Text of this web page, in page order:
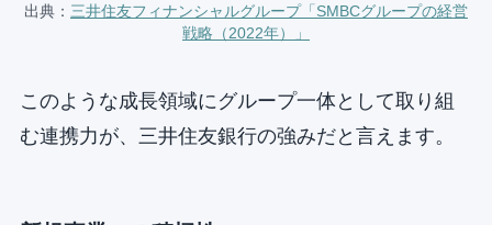
出典： 三井住友フィナンシャルグループ「SMBCグループの経営
戦略（2022年）」
このような成長領域にグループ一体として取り組
む連携力が、三井住友銀行の強みだと言えます。